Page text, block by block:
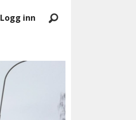
Logg inn